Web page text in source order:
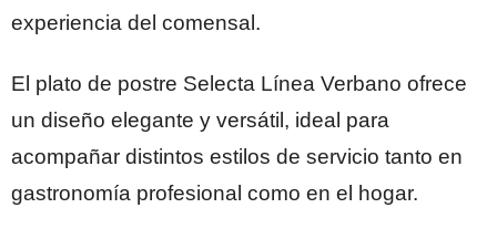
experiencia del comensal.
El plato de postre Selecta Línea Verbano ofrece
un diseño elegante y versátil, ideal para
acompañar distintos estilos de servicio tanto en
gastronomía profesional como en el hogar.